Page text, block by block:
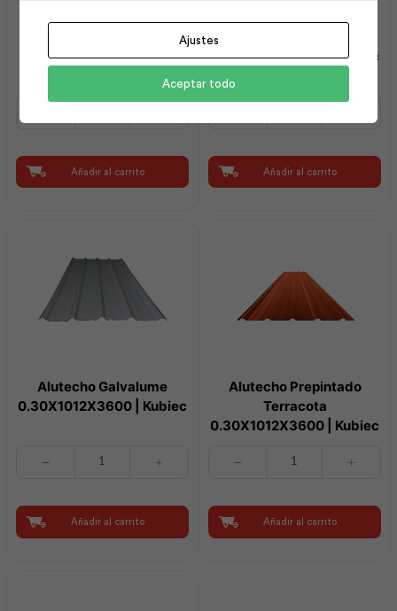
Bajante (Tramo de 3m) |
Plastigama
Bajante
(Tramo
3m)
Plastigama
Añadir al carrito
0.30X1012X7000 | Kubiec
Alutecho
Kubiec
cantidad
Añadir al carrito
Alutecho Galvalume
0.30X1012X3600 | Kubiec
Kubiec
cantidad
Añadir al carrito
Alutecho Prepintado
Terracota
0.30X1012X3600 | Kubiec
0.30X1012X3600
Kubiec
Añadir al carrito
Ajustes
Aceptar todo